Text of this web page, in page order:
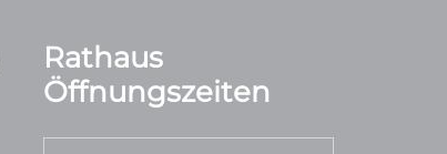
Rathaus
Öffnungszeiten